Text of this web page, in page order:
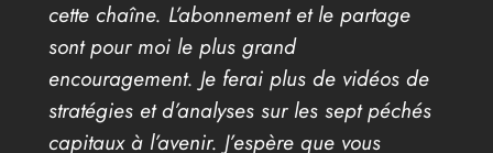
cette chaîne. L’abonnement et le partage
sont pour moi le plus grand
encouragement. Je ferai plus de vidéos de
stratégies et d’analyses sur les sept péchés
capitaux à l’avenir. J’espère que vous